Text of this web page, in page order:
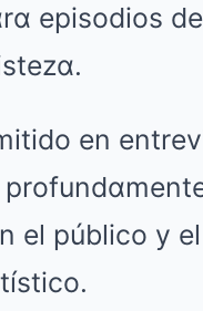
episodios de
en
el público y el